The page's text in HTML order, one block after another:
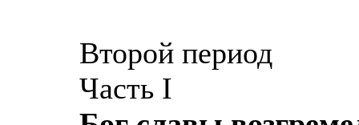
Второй период
Часть I